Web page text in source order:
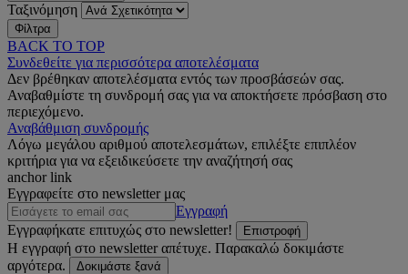
Ταξινόμηση
Φίλτρα
BACK TO TOP
Συνδεθείτε για περισσότερα αποτελέσματα
Δεν βρέθηκαν αποτελέσματα εντός των προσβάσεών σας.
Αναβαθμίστε τη συνδρομή σας για να αποκτήσετε πρόσβαση στο
περιεχόμενο.
Αναβάθμιση συνδρομής
Λόγω μεγάλου αριθμού αποτελεσμάτων, επιλέξτε επιπλέον
κριτήρια για να εξειδικεύσετε την αναζήτησή σας
anchor link
Εγγραφείτε στο newsletter μας
Εγγραφή
Εγγραφήκατε επιτυχώς στο newsletter!
Επιστροφή
Η εγγραφή στο newsletter απέτυχε. Παρακαλώ δοκιμάστε
αργότερα.
Δοκιμάστε ξανά